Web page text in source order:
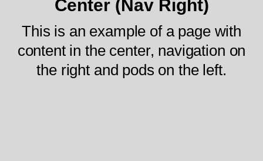
Center (Nav Right)
This is an example of a page with
content in the center, navigation on
the right and pods on the left.